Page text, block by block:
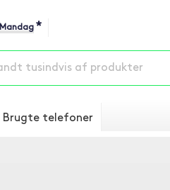
Mandag *
Brugte telefoner